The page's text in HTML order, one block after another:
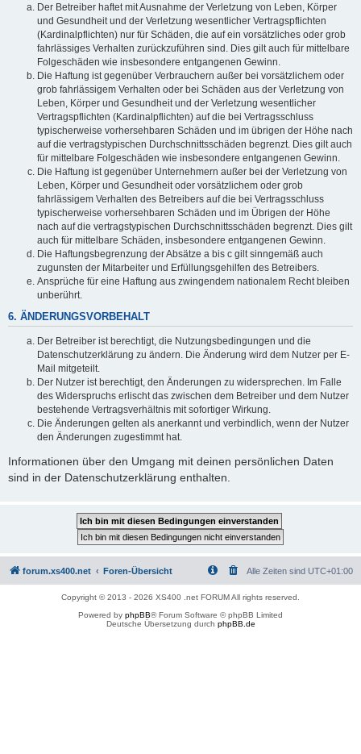
Der Betreiber haftet mit Ausnahme der Verletzung von Leben, Körper
und Gesundheit und der Verletzung wesentlicher Vertragspflichten
(Kardinalpflichten) nur für Schäden, die auf ein vorsätzliches oder grob
fahrlässiges Verhalten zurückzuführen sind. Dies gilt auch für mittelbare
Folgeschäden wie insbesondere entgangenen Gewinn.
Die Haftung ist gegenüber Verbrauchern außer bei vorsätzlichem oder
grob fahrlässigem Verhalten oder bei Schäden aus der Verletzung von
Leben, Körper und Gesundheit und der Verletzung wesentlicher
Vertragspflichten (Kardinalpflichten) auf die bei Vertragsschluss
typischerweise vorhersehbaren Schäden und im übrigen der Höhe nach
auf die vertragstypischen Durchschnittsschäden begrenzt. Dies gilt auch
für mittelbare Folgeschäden wie insbesondere entgangenen Gewinn.
Die Haftung ist gegenüber Unternehmern außer bei der Verletzung von
Leben, Körper und Gesundheit oder vorsätzlichem oder grob
fahrlässigem Verhalten des Betreibers auf die bei Vertragsschluss
typischerweise vorhersehbaren Schäden und im Übrigen der Höhe
nach auf die vertragstypischen Durchschnittsschäden begrenzt. Dies gilt
auch für mittelbare Schäden, insbesondere entgangenen Gewinn.
Die Haftungsbegrenzung der Absätze a bis c gilt sinngemäß auch
zugunsten der Mitarbeiter und Erfüllungsgehilfen des Betreibers.
Ansprüche für eine Haftung aus zwingendem nationalem Recht bleiben
unberührt.
6. ÄNDERUNGSVORBEHALT
Der Betreiber ist berechtigt, die Nutzungsbedingungen und die
Datenschutzerklärung zu ändern. Die Änderung wird dem Nutzer per E-
Mail mitgeteilt.
Der Nutzer ist berechtigt, den Änderungen zu widersprechen. Im Falle
des Widerspruchs erlischt das zwischen dem Betreiber und dem Nutzer
bestehende Vertragsverhältnis mit sofortiger Wirkung.
Die Änderungen gelten als anerkannt und verbindlich, wenn der Nutzer
den Änderungen zugestimmt hat.
Informationen über den Umgang mit deinen persönlichen Daten
sind in der Datenschutzerklärung enthalten.
forum.xs400.net Foren-Übersicht Alle Zeiten sind UTC+01:00
Copyright © 2013 - 2026 XS400 .net FORUM All rights reserved.
Powered by phpBB® Forum Software © phpBB Limited
Deutsche Übersetzung durch phpBB.de